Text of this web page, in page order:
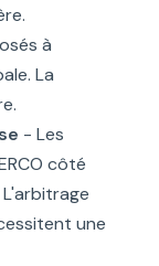
à
La
- Les
côté
une